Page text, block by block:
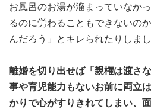
お風呂のお湯が溜まっていなか
るのに労わることもできないの
んだろう」とキレられたりしまし
離婚を切り出せば「親権は渡さ
事や育児能力もないお前に両立
かりで心がすりきれてしまい、